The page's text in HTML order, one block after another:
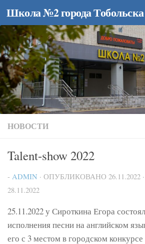
Перейти к содержимому
Школа №2 города Тобольска
НОВОСТИ
Talent-show 2022
- ADMIN · ОПУБЛИКОВАНО 26.11.2022
28.11.2022
25.11.2022 у Сироткина Егора
исполнения песни на английском
его с 3 местом в городском